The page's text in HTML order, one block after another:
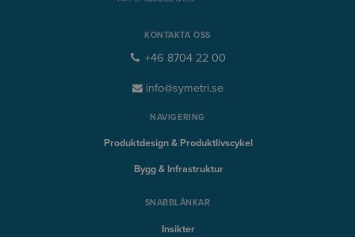
KONTAKTA OSS
+46 8704 22 00
info@symetri.se
NAVIGERING
Produktdesign & Produktlivscykel
Bygg & Infrastruktur
SNABBLÄNKAR
Insikter